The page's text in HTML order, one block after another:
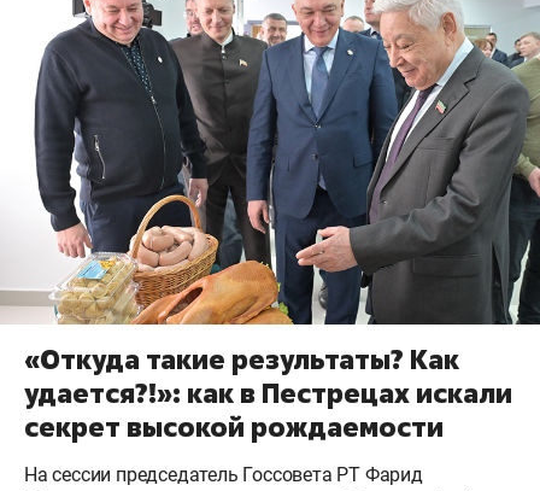
«Откуда такие результаты? Как
удается?!»: как в Пестрецах искали
секрет высокой рождаемости
На сессии председатель Госсовета РТ Фарид